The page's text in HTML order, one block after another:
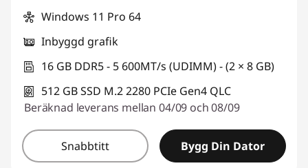
Windows 11 Pro 64
Inbyggd grafik
16 GB DDR5 - 5 600MT/s (UDIMM) - (2 × 8 GB)
512 GB SSD M.2 2280 PCIe Gen4 QLC
Beräknad leverans mellan 04/09 och 08/09
Snabbtitt Bygg Din Dator